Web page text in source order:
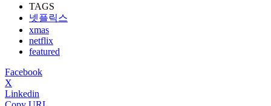
TAGS
넷플릭스
xmas
netflix
featured
Facebook
X
Linkedin